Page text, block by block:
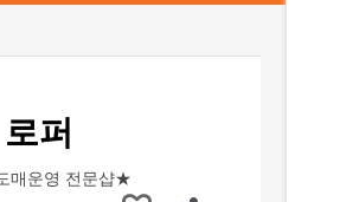
퍼
매운영 전문샵★